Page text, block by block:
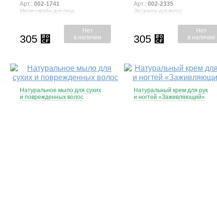
Маски-скрабы для лица
Арт.: 002-1741
305 ⃏
Нет
в наличии
Экстракты для волос
Арт.: 002-2335
305 ⃏
Нет
в наличии
Натуральное мыло для сухих
и поврежденных волос
Натуральный крем для рук
и ногтей «Заживляющий»